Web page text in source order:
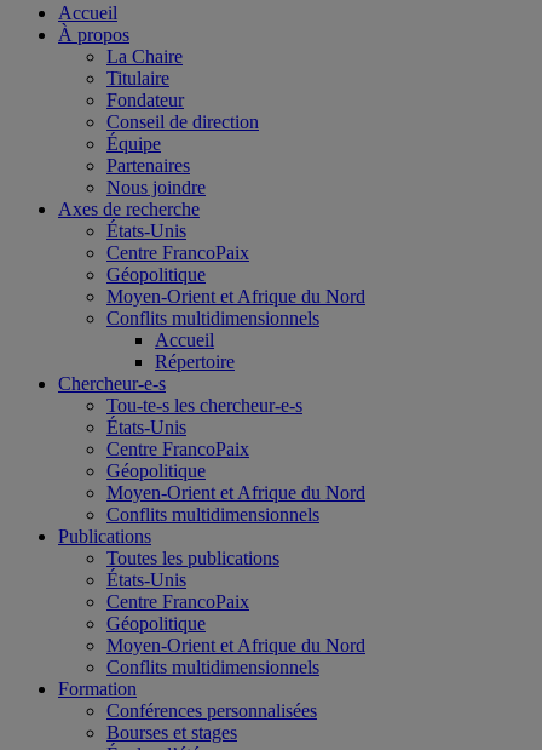
Accueil
À propos
La Chaire
Titulaire
Fondateur
Conseil de direction
Équipe
Partenaires
Nous joindre
Axes de recherche
États-Unis
Centre FrancoPaix
Géopolitique
Moyen-Orient et Afrique du Nord
Conflits multidimensionnels
Accueil
Répertoire
Chercheur-e-s
Tou-te-s les chercheur-e-s
États-Unis
Centre FrancoPaix
Géopolitique
Moyen-Orient et Afrique du Nord
Conflits multidimensionnels
Publications
Toutes les publications
États-Unis
Centre FrancoPaix
Géopolitique
Moyen-Orient et Afrique du Nord
Conflits multidimensionnels
Formation
Conférences personnalisées
Bourses et stages